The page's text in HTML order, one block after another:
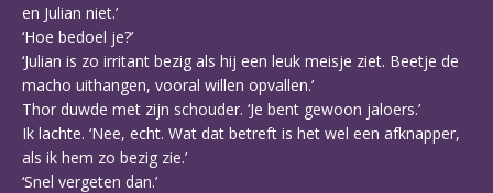
en Julian niet.’
‘Hoe bedoel je?’
‘Julian is zo irritant bezig als hij een leuk meisje ziet. Beetje de
macho uithangen, vooral willen opvallen.’
Thor duwde met zijn schouder. ‘Je bent gewoon jaloers.’
Ik lachte. ‘Nee, echt. Wat dat betreft is het wel een afknapper,
als ik hem zo bezig zie.’
‘Snel vergeten dan.’